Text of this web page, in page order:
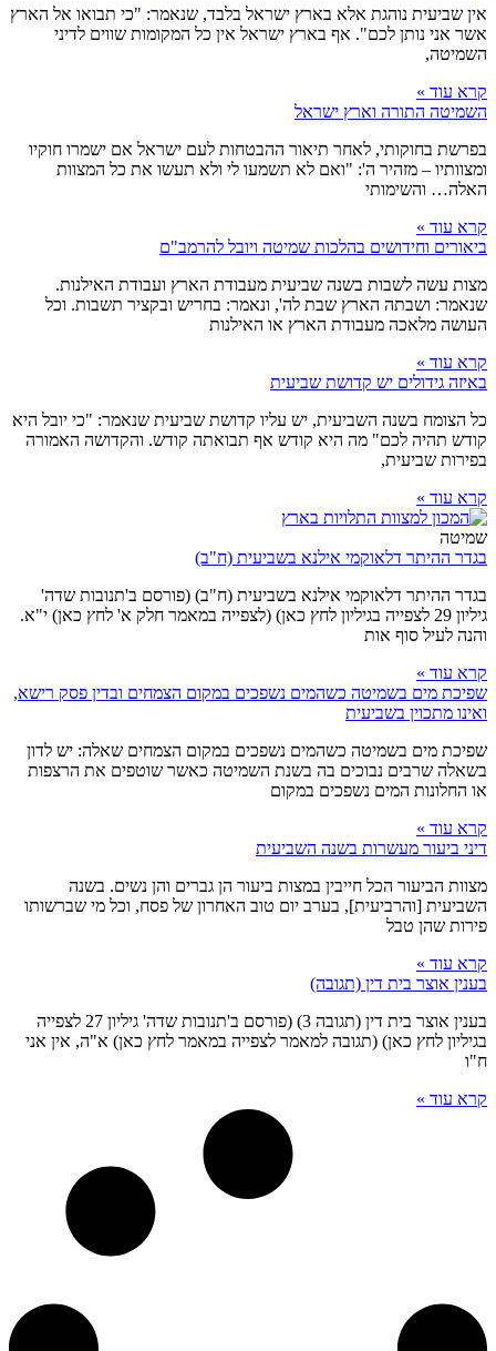
אין שביעית נוהגת אלא בארץ ישראל בלבד, שנאמר: "כי תבואו אל הארץ
אשר אני נותן לכם". אף בארץ ישראל אין כל המקומות שווים לדיני
השמיטה,
קרא עוד »
השמיטה התורה וארץ ישראל
בפרשת בחוקותי, לאחר תיאור ההבטחות לעם ישראל אם ישמרו חוקיו
ומצוותיו – מזהיר ה': "ואם לא תשמעו לי ולא תעשו את כל המצוות
האלה… והשימותי
קרא עוד »
ביאורים וחידושים בהלכות שמיטה ויובל להרמב"ם
מצות עשה לשבות בשנה שביעית מעבודת הארץ ועבודת האילנות.
שנאמר: ושבתה הארץ שבת לה', ונאמר: בחריש ובקציר תשבות. וכל
העושה מלאכה מעבודת הארץ או האילנות
קרא עוד »
באיזה גידולים יש קדושת שביעית
כל הצומח בשנה השביעית, יש עליו קדושת שביעית שנאמר: "כי יובל היא
קודש תהיה לכם" מה היא קודש אף תבואתה קודש. והקדושה האמורה
בפירות שביעית,
קרא עוד »
שמיטה
בגדר ההיתר דלאוקמי אילנא בשביעית (ח"ב)
בגדר ההיתר דלאוקמי אילנא בשביעית (ח"ב) (פורסם ב'תנובות שדה'
גיליון 29 לצפייה בגיליון לחץ כאן) (לצפייה במאמר חלק א' לחץ כאן) י"א.
והנה לעיל סוף אות
קרא עוד »
שפיכת מים בשמיטה כשהמים נשפכים במקום הצמחים ובדין פסק רישא,
ואינו מתכוין בשביעית
שפיכת מים בשמיטה כשהמים נשפכים במקום הצמחים שאלה: יש לדון
בשאלה שרבים נבוכים בה בשנת השמיטה כאשר שוטפים את הרצפות
או החלונות המים נשפכים במקום
קרא עוד »
דיני ביעור מעשרות בשנה השביעית
מצוות הביעור הכל חייבין במצות ביעור הן גברים והן נשים. בשנה
השביעית [והרביעית], בערב יום טוב האחרון של פסח, וכל מי שברשותו
פירות שהן טבל
קרא עוד »
בענין אוצר בית דין (תגובה)
בענין אוצר בית דין (תגובה 3) (פורסם ב'תנובות שדה' גיליון 27 לצפייה
בגיליון לחץ כאן) (תגובה למאמר לצפייה במאמר לחץ כאן) א"ה, אין אני
ח"ו
קרא עוד »